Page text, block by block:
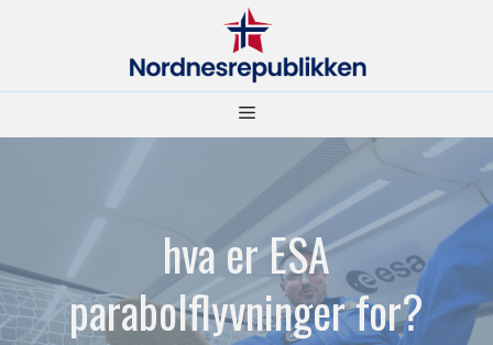
Meny
hva er ESA
parabolflyvninger for?